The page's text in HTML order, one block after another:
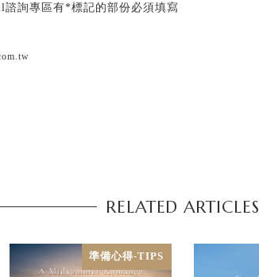
詢專區有*標記的部份必須填寫
RELATED ARTICLES
準備心得-TIPS